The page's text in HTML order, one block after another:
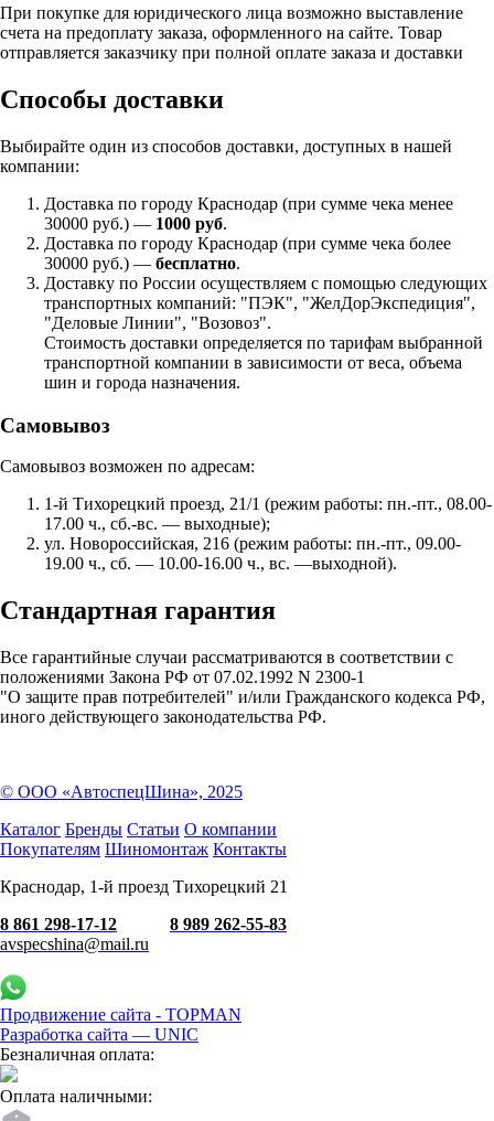
При покупке для юридического лица возможно выставление
счета на предоплату заказа, оформленного на сайте. Товар
отправляется заказчику при полной оплате заказа и доставки
Способы доставки
Выбирайте один из способов доставки, доступных в нашей
компании:
Доставка по городу Краснодар (при сумме чека менее
30000 руб.) — 1000 руб.
Доставка по городу Краснодар (при сумме чека более
30000 руб.) — бесплатно.
Доставку по России осуществляем с помощью следующих
транспортных компаний: "ПЭК", "ЖелДорЭкспедиция",
"Деловые Линии", "Возовоз".
Стоимость доставки определяется по тарифам выбранной
транспортной компании в зависимости от веса, объема
шин и города назначения.
Самовывоз
Самовывоз возможен по адресам:
1-й Тихорецкий проезд, 21/1 (режим работы: пн.-пт., 08.00-
17.00 ч., сб.-вс. — выходные);
ул. Новороссийская, 216 (режим работы: пн.-пт., 09.00-
19.00 ч., сб. — 10.00-16.00 ч., вс. —выходной).
Стандартная гарантия
Все гарантийные случаи рассматриваются в соответствии с
положениями Закона РФ от 07.02.1992 N 2300-1
"О защите прав потребителей" и/или Гражданского кодекса РФ,
иного действующего законодательства РФ.
© ООО «АвтоспецШина», 2025
Каталог Бренды Статьи О компании
Покупателям Шиномонтаж Контакты
Краснодар, 1-й проезд Тихорецкий 21
8 861 298-17-12
8 989 262-55-83
avspecshina@mail.ru
Продвижение сайта - TOPMAN
Разработка сайта — UNIC
Безналичная оплата:
Оплата наличными: